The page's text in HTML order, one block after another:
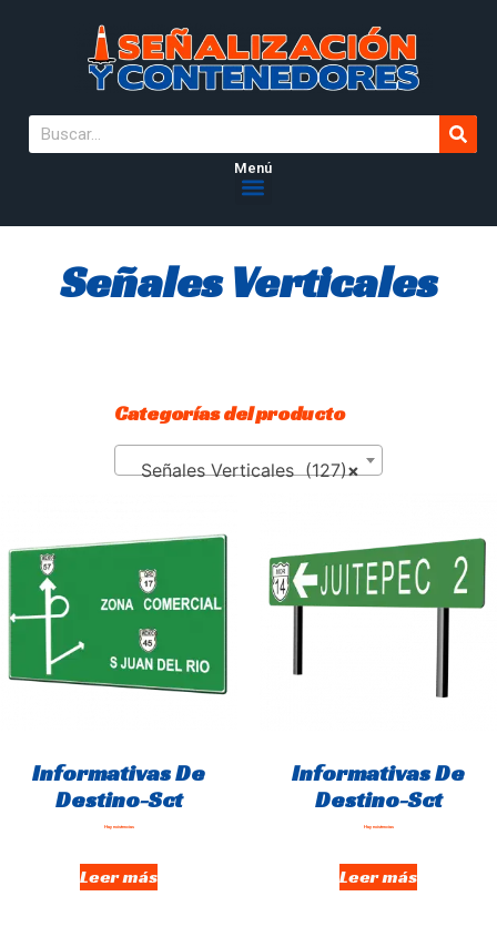
Menú
Señales Verticales
Categorías del producto
×
Señales Verticales (127)
Informativas De
Destino-Sct
Hay existencias
Leer más
Informativas De
Destino-Sct
Hay existencias
Leer más